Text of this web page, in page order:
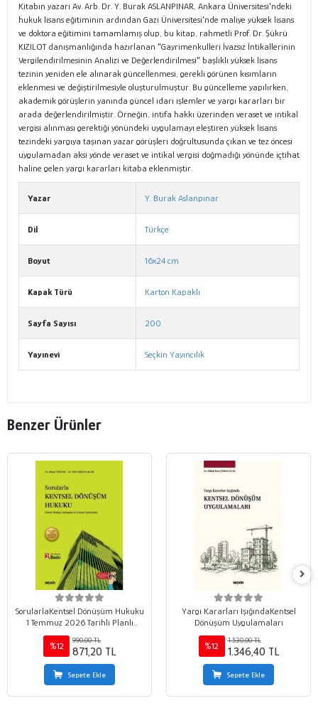
Kitabın yazarı Av. Arb. Dr. Y. Burak ASLANPINAR, Ankara Üniversitesi'ndeki
hukuk lisans eğitiminin ardından Gazi Üniversitesi'nde maliye yüksek lisans
ve doktora eğitimini tamamlamış olup, bu kitap, rahmetli Prof. Dr. Şükrü
KIZILOT danışmanlığında hazırlanan "Gayrimenkulleri İvazsız İntikallerinin
Vergilendirilmesinin Analizi ve Değerlendirilmesi" başlıklı yüksek lisans
tezinin yeniden ele alınarak güncellenmesi, gerekli görünen kısımların
eklenmesi ve değiştirilmesiyle oluşturulmuştur. Bu güncelleme yapılırken,
akademik görüşlerin yanında güncel idari işlemler ve yargı kararları bir
arada değerlendirilmiştir. Örneğin, intifa hakkı üzerinden veraset ve intikal
vergisi alınması gerektiği yönündeki uygulamayı eleştiren yüksek lisans
tezindeki yargıya taşınan yazar görüşleri doğrultusunda çıkan ve tez öncesi
uygulamadan aksi yönde veraset ve intikal vergisi doğmadığı yönünde içtihat
haline gelen yargı kararları kitaba eklenmiştir.
Yazar Y. Burak Aslanpınar
Dil Türkçe
Boyut 16x24 cm
Kapak Türü Karton Kapaklı
Sayfa Sayısı 200
Yayınevi Seçkin Yayıncılık
Benzer Ürünler
SorularlaKentsel Dönüşüm Hukuku
1 Temmuz 2026 Tarihli Planlı
Alanlar İmar Yönetmelik
Değişikliği İşlenmiştir
%12
990,00 TL
871,20 TL
Sepete Ekle
Yargı Kararları IşığındaKentsel
Dönüşüm Uygulamaları
%12
1.530,00 TL
1.346,40 TL
Sepete Ekle